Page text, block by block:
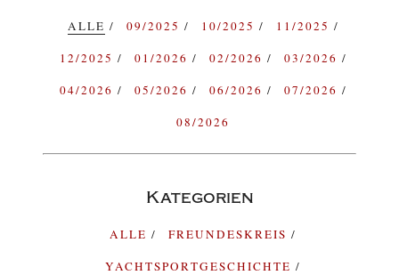
ALLE 09/2025 10/2025
11/2025
12/2025
01/2026 02/2026
03/2026
04/2026
05/2026 06/2026
07/2026
08/2026
Kategorien
ALLE
FREUNDESKREIS
YACHTSPORTGESCHICHTE